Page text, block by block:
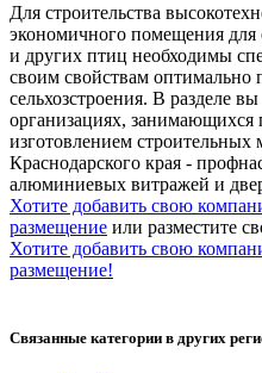
Для строительства
экономичного помещения для
и других птиц необходимы
своим свойствам оптимально
сельхозстроения. В разделе
организациях, занимающихся
изготовлением строительных
Краснодарского края -
алюминиевых витражей и
Хотите добавить свою
размещение или разместите
Хотите добавить свою
размещение!
Связанные категории в других